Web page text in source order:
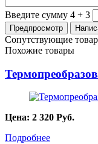
Введите сумму 4 + 3
Сопутствующие
Похожие товары
Цена: 2 320 Руб.
Подробнее